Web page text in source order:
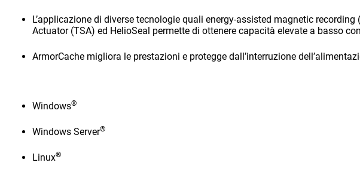
L’applicazione di diverse tecnologie quali energy-assisted magnetic recording
Actuator (TSA) ed HelioSeal permette di ottenere capacità elevate a basso
ArmorCache migliora le prestazioni e protegge dall’interruzione
Windows®
Windows Server®
Linux®